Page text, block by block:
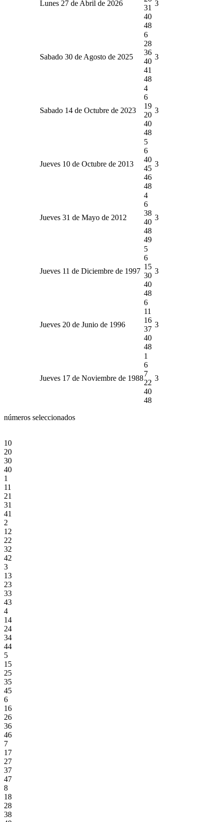
Lunes 27 de Abril de 2026
31
40
48
3
Sabado 30 de Agosto de 2025
6
28
36
40
41
48
3
Sabado 14 de Octubre de 2023
4
6
19
20
40
48
3
Jueves 10 de Octubre de 2013
5
6
40
45
46
48
3
Jueves 31 de Mayo de 2012
4
6
38
40
48
49
3
Jueves 11 de Diciembre de 1997
5
6
15
30
40
48
3
Jueves 20 de Junio de 1996
6
11
16
37
40
48
3
Jueves 17 de Noviembre de 1988
1
6
7
22
40
48
3
números seleccionados
10
20
30
40
1
11
21
31
41
2
12
22
32
42
3
13
23
33
43
4
14
24
34
44
5
15
25
35
45
6
16
26
36
46
7
17
27
37
47
8
18
28
38